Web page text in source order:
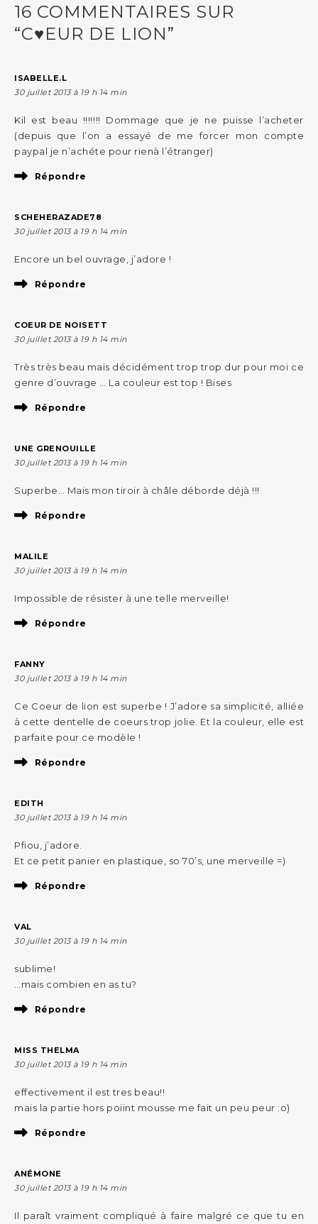
16 COMMENTAIRES SUR
“C♥EUR DE LION”
ISABELLE.L
30 juillet 2013 à 19 h 14 min
Kil est beau !!!!!!! Dommage que je ne puisse l’acheter
(depuis que l’on a essayé de me forcer mon compte
paypal je n’achéte pour rienà l’étranger)
Répondre
SCHEHERAZADE78
30 juillet 2013 à 19 h 14 min
Encore un bel ouvrage, j’adore !
Répondre
COEUR DE NOISETT
30 juillet 2013 à 19 h 14 min
Très très beau mais décidément trop trop dur pour moi ce
genre d’ouvrage … La couleur est top ! Bises
Répondre
UNE GRENOUILLE
30 juillet 2013 à 19 h 14 min
Superbe… Mais mon tiroir à châle déborde déjà !!!
Répondre
MALILE
30 juillet 2013 à 19 h 14 min
Impossible de résister à une telle merveille!
Répondre
FANNY
30 juillet 2013 à 19 h 14 min
Ce Coeur de lion est superbe ! J’adore sa simplicité, alliée
à cette dentelle de coeurs trop jolie. Et la couleur, elle est
parfaite pour ce modèle !
Répondre
EDITH
30 juillet 2013 à 19 h 14 min
Pfiou, j’adore.
Et ce petit panier en plastique, so 70’s, une merveille =)
Répondre
VAL
30 juillet 2013 à 19 h 14 min
sublime!
…mais combien en as tu?
Répondre
MISS THELMA
30 juillet 2013 à 19 h 14 min
effectivement il est tres beau!!
mais la partie hors poiint mousse me fait un peu peur :o)
Répondre
ANÉMONE
30 juillet 2013 à 19 h 14 min
Il paraît vraiment compliqué à faire malgré ce que tu en